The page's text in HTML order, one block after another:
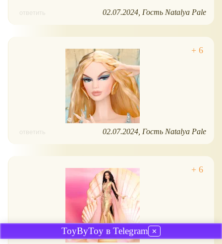
ответить 02.07.2024 Гость Natalya Pale
ответить 02.07.2024 Гость Natalya Pale
ToyByToy в Telegram ✕